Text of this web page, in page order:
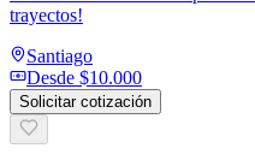
trayectos!
Santiago
Desde $10.000
Solicitar cotización